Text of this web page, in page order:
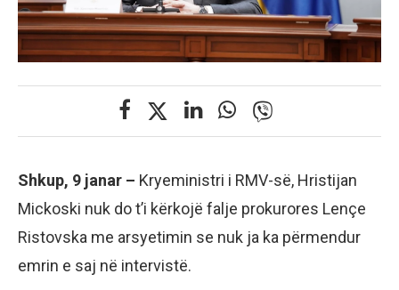
Shkup, 9 janar – Kryeministri i RMV-së, Hristijan
Mickoski nuk do t’i kërkojë falje prokurores Lençe
Ristovska me arsyetimin se nuk ja ka përmendur
emrin e saj në intervistë.